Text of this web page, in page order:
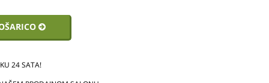
24 SATA!